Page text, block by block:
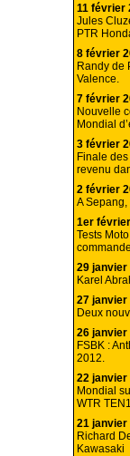
11 février
Jules
PTR
8 février
Randy de
Valence.
7 février
Nouvelle
Mondial
3 février
Finale
revenu
2 février
A
1er
Tests
29 janvier
Karel
27 janvier
Deux
26 janvier
FSBK :
2012.
22 janvier
Mondial
WTR
21 janvier
Richard
Kawasaki